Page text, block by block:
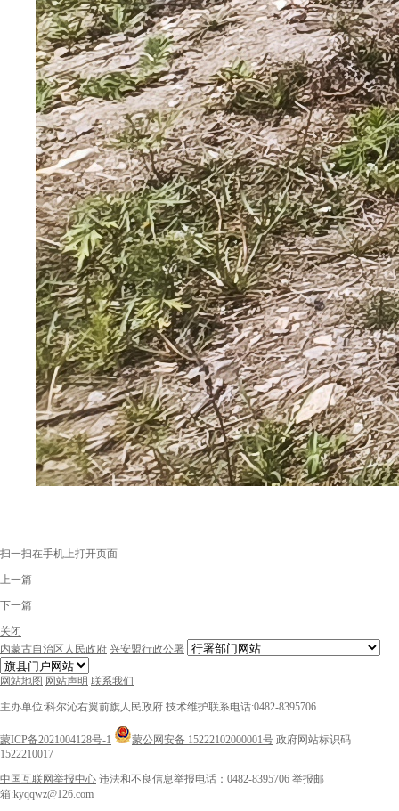
扫一扫在手机上打开页面
上一篇
下一篇
关闭
内蒙古自治区人民政府 兴安盟行政公署
网站地图 网站声明 联系我们
主办单位:科尔沁右翼前旗人民政府 技术维护联系电话:0482-8395706
蒙ICP备2021004128号-1 蒙公网安备 15222102000001号 政府网站标识码
1522210017
中国互联网举报中心 违法和不良信息举报电话：0482-8395706 举报邮
箱:kyqqwz@126.com